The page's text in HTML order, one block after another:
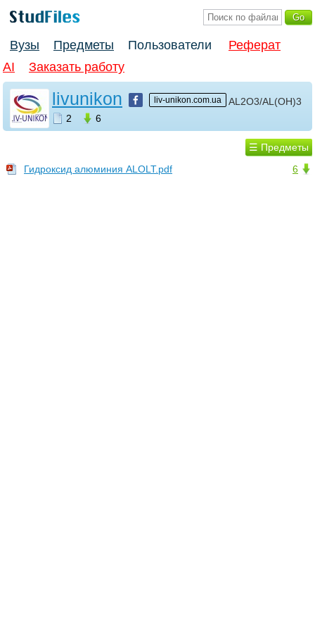
Вузы Предметы Пользователи
Реферат
AI
Заказать работу
livunikon liv-unikon.com.ua
AL2O3/AL(OH)3
2
6
☰ Предметы
6
Гидроксид алюминия ALOLT.pdf